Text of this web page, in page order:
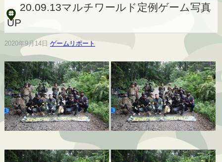
20.09.13マルチワールド定例ゲーム写真
UP
2020年9月14日 ゲームリポート